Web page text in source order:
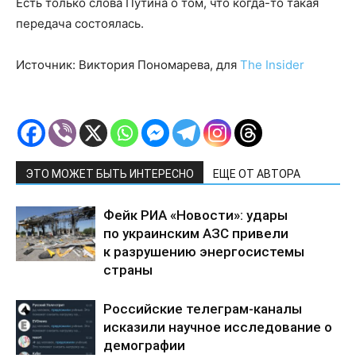
передача состоялась.
Источник: Виктория Пономарева, для The Insider
ЭТО МОЖЕТ БЫТЬ ИНТЕРЕСНО ЕЩЕ ОТ АВТОРА
Фейк РИА «Новости»: удары
по украинским АЗС привели
к разрушению энергосистемы
страны
Российские телеграм-каналы
исказили научное исследование о
демографии